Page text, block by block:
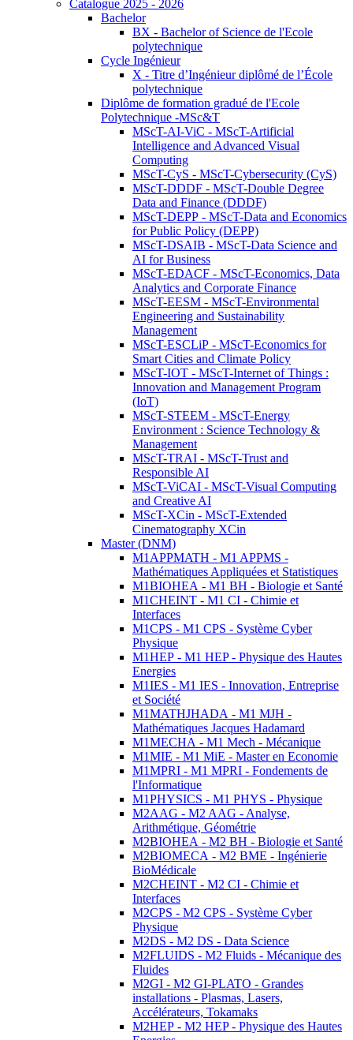
Catalogue 2025 - 2026
Bachelor
BX - Bachelor of Science de l'Ecole
polytechnique
Cycle Ingénieur
X - Titre d’Ingénieur diplômé de l’École
polytechnique
Diplôme de formation gradué de l'Ecole
Polytechnique -MSc&T
MScT-AI-ViC - MScT-Artificial
Intelligence and Advanced Visual
Computing
MScT-CyS - MScT-Cybersecurity (CyS)
MScT-DDDF - MScT-Double Degree
Data and Finance (DDDF)
MScT-DEPP - MScT-Data and Economics
for Public Policy (DEPP)
MScT-DSAIB - MScT-Data Science and
AI for Business
MScT-EDACF - MScT-Economics, Data
Analytics and Corporate Finance
MScT-EESM - MScT-Environmental
Engineering and Sustainability
Management
MScT-ESCLiP - MScT-Economics for
Smart Cities and Climate Policy
MScT-IOT - MScT-Internet of Things :
Innovation and Management Program
(IoT)
MScT-STEEM - MScT-Energy
Environment : Science Technology &
Management
MScT-TRAI - MScT-Trust and
Responsible AI
MScT-ViCAI - MScT-Visual Computing
and Creative AI
MScT-XCin - MScT-Extended
Cinematography XCin
Master (DNM)
M1APPMATH - M1 APPMS -
Mathématiques Appliquées et Statistiques
M1BIOHEA - M1 BH - Biologie et Santé
M1CHEINT - M1 CI - Chimie et
Interfaces
M1CPS - M1 CPS - Système Cyber
Physique
M1HEP - M1 HEP - Physique des Hautes
Energies
M1IES - M1 IES - Innovation, Entreprise
et Société
M1MATHJHADA - M1 MJH -
Mathématiques Jacques Hadamard
M1MECHA - M1 Mech - Mécanique
M1MIE - M1 MiE - Master en Economie
M1MPRI - M1 MPRI - Fondements de
l'Informatique
M1PHYSICS - M1 PHYS - Physique
M2AAG - M2 AAG - Analyse,
Arithmétique, Géométrie
M2BIOHEA - M2 BH - Biologie et Santé
M2BIOMECA - M2 BME - Ingénierie
BioMédicale
M2CHEINT - M2 CI - Chimie et
Interfaces
M2CPS - M2 CPS - Système Cyber
Physique
M2DS - M2 DS - Data Science
M2FLUIDS - M2 Fluids - Mécanique des
Fluides
M2GI - M2 GI-PLATO - Grandes
installations - Plasmas, Lasers,
Accélérateurs, Tokamaks
M2HEP - M2 HEP - Physique des Hautes